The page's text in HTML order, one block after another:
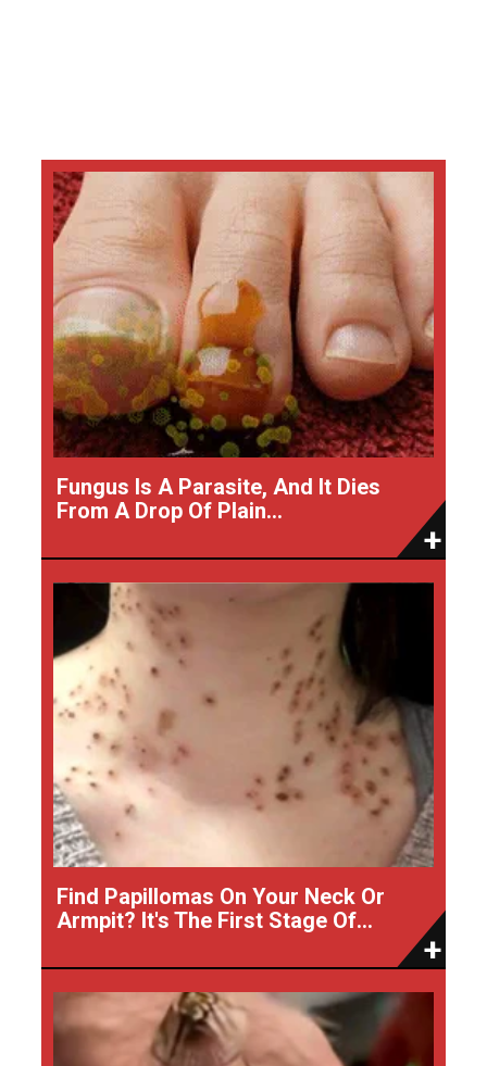
Fungus Is A Parasite, And It Dies
From A Drop Of Plain...
Find Papillomas On Your Neck Or
Armpit? It's The First Stage Of...